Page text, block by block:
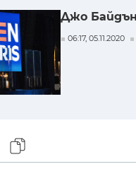
Джо
06:17, 05.11.2020